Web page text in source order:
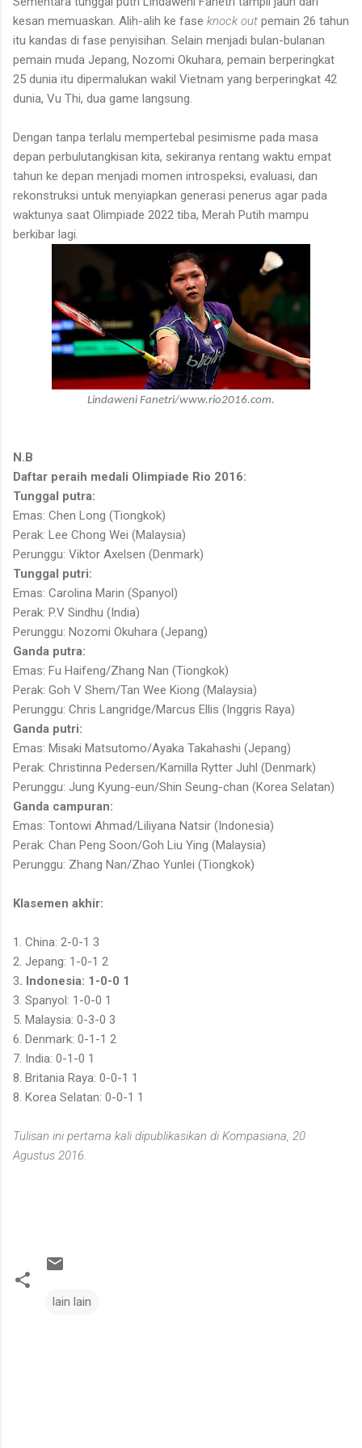
kesan memuaskan. Alih-alih ke fase knock out pemain 26 tahun
itu kandas di fase penyisihan. Selain menjadi bulan-bulanan
pemain muda Jepang, Nozomi Okuhara, pemain berperingkat
25 dunia itu dipermalukan wakil Vietnam yang berperingkat 42
dunia, Vu Thi, dua game langsung.
Dengan tanpa terlalu mempertebal pesimisme pada masa
depan perbulutangkisan kita, sekiranya rentang waktu empat
tahun ke depan menjadi momen introspeksi, evaluasi, dan
rekonstruksi untuk menyiapkan generasi penerus agar pada
waktunya saat Olimpiade 2022 tiba, Merah Putih mampu
berkibar lagi.
Lindaweni Fanetri/www.rio2016.com.
N.B
Daftar peraih medali Olimpiade Rio 2016:
Tunggal putra:
Emas: Chen Long (Tiongkok)
Perak: Lee Chong Wei (Malaysia)
Perunggu: Viktor Axelsen (Denmark)
Tunggal putri:
Emas: Carolina Marin (Spanyol)
Perak: P.V Sindhu (India)
Perunggu: Nozomi Okuhara (Jepang)
Ganda putra:
Emas: Fu Haifeng/Zhang Nan (Tiongkok)
Perak: Goh V Shem/Tan Wee Kiong (Malaysia)
Perunggu: Chris Langridge/Marcus Ellis (Inggris Raya)
Ganda putri:
Emas: Misaki Matsutomo/Ayaka Takahashi (Jepang)
Perak: Christinna Pedersen/Kamilla Rytter Juhl (Denmark)
Perunggu: Jung Kyung-eun/Shin Seung-chan (Korea Selatan)
Ganda campuran:
Emas: Tontowi Ahmad/Liliyana Natsir (Indonesia)
Perak: Chan Peng Soon/Goh Liu Ying (Malaysia)
Perunggu: Zhang Nan/Zhao Yunlei (Tiongkok)
Klasemen akhir:
1. China: 2-0-1 3
2. Jepang: 1-0-1 2
3. Indonesia: 1-0-0 1
3. Spanyol: 1-0-0 1
5. Malaysia: 0-3-0 3
6. Denmark: 0-1-1 2
7. India: 0-1-0 1
8. Britania Raya: 0-0-1 1
8. Korea Selatan: 0-0-1 1
Tulisan ini pertama kali dipublikasikan di Kompasiana, 20
Agustus 2016.
lain lain